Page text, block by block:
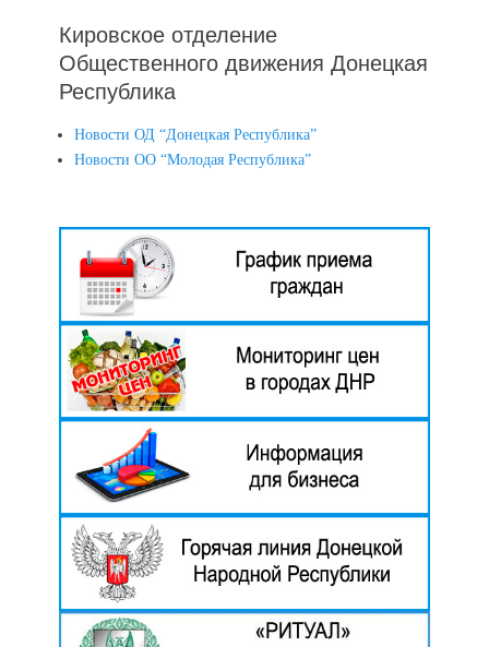
Кировское отделение
Общественного движения Донецкая
Республика
Новости ОД “Донецкая Республика”
Новости ОО “Молодая Республика”